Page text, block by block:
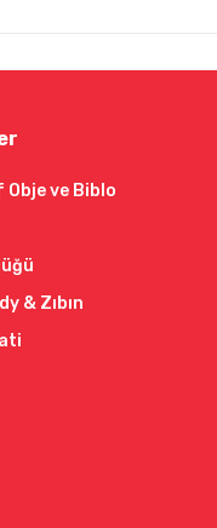
ve Biblo
& Zıbın